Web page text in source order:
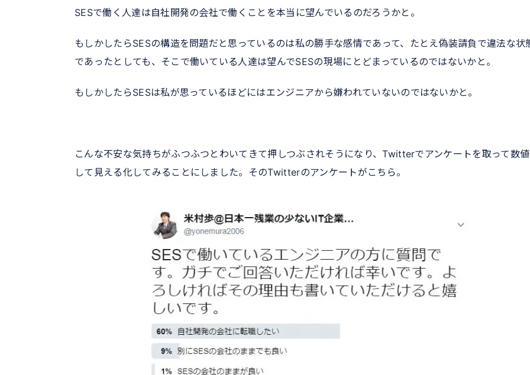
SESで働く人達は自社開発の会社で働くことを本当に望んでいるのだろうかと。
もしかしたらSESの構造を問題だと思っているのは私の勝手な感情であって、たとえ偽装請負で違法な状
であったとしても、そこで働いている人達は望んでSESの現場にとどまっているのではないかと。
もしかしたらSESは私が思っているほどにはエンジニアから嫌われていないのではないかと。
こんな不安な気持ちがふつふつとわいてきて押しつぶされそうになり、Twitterでアンケートを取って数
して見える化してみることにしました。そのTwitterのアンケートがこちら。